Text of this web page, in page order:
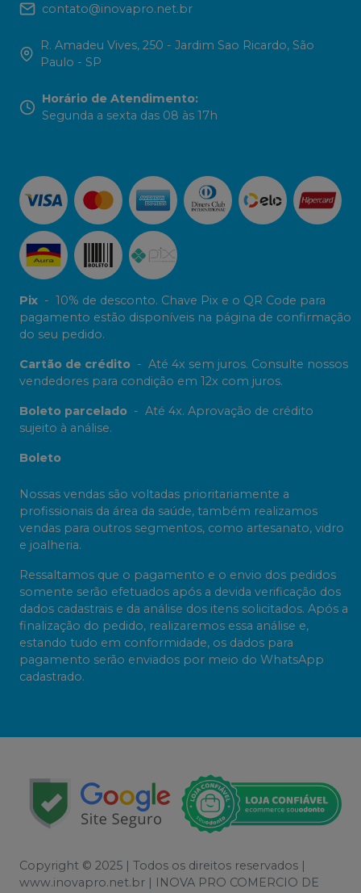
contato@inovapro.net.br
R. Amadeu Vives, 250 - Jardim Sao Ricardo, São
Paulo - SP
Horário de Atendimento:
Segunda a sexta das 08 às 17h
Pix - 10% de desconto. Chave Pix e o QR Code para
pagamento estão disponíveis na página de confirmação
do seu pedido.
Cartão de crédito - Até 4x sem juros. Consulte nossos
vendedores para condição em 12x com juros.
Boleto parcelado - Até 4x. Aprovação de crédito
sujeito à análise.
Boleto
Nossas vendas são voltadas prioritariamente a
profissionais da área da saúde, também realizamos
vendas para outros segmentos, como artesanato, vidro
e joalheria.
Ressaltamos que o pagamento e o envio dos pedidos
somente serão efetuados após a devida verificação dos
dados cadastrais e da análise dos itens solicitados. Após a
finalização do pedido, realizaremos essa análise e,
estando tudo em conformidade, os dados para
pagamento serão enviados por meio do WhatsApp
cadastrado.
Copyright © 2025 | Todos os direitos reservados |
www.inovapro.net.br | INOVA PRO COMERCIO DE